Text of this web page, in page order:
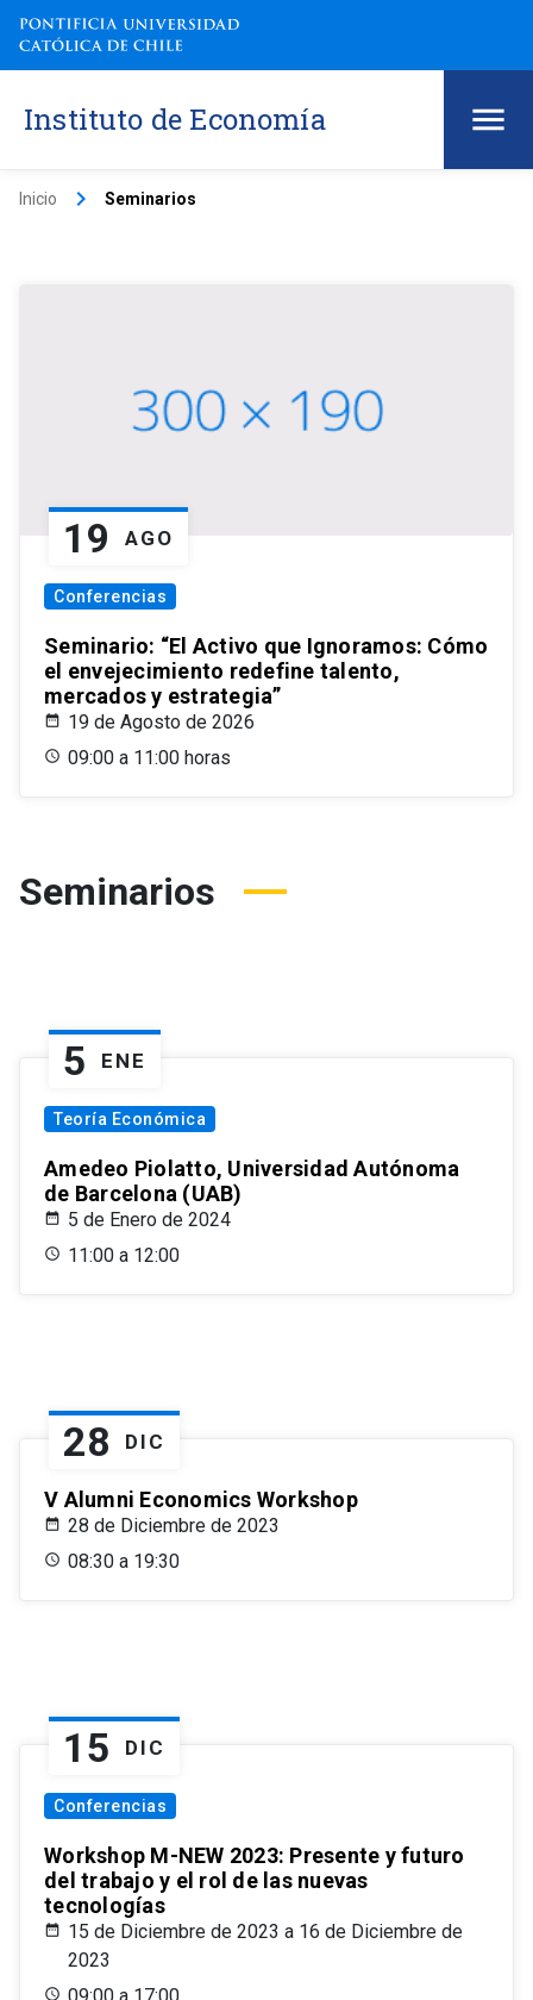
Instituto de Economía
Inicio keyboard_arrow_right Seminarios
19 AGO
Conferencias
Seminario: “El Activo que Ignoramos: Cómo
el envejecimiento redefine talento,
mercados y estrategia”
19 de Agosto de 2026
09:00 a 11:00 horas
Seminarios
5 ENE
Teoría Económica
Amedeo Piolatto, Universidad Autónoma
de Barcelona (UAB)
5 de Enero de 2024
11:00 a 12:00
28 DIC
V Alumni Economics Workshop
28 de Diciembre de 2023
08:30 a 19:30
15 DIC
Conferencias
Workshop M-NEW 2023: Presente y futuro
del trabajo y el rol de las nuevas
tecnologías
15 de Diciembre de 2023 a 16 de Diciembre de
2023